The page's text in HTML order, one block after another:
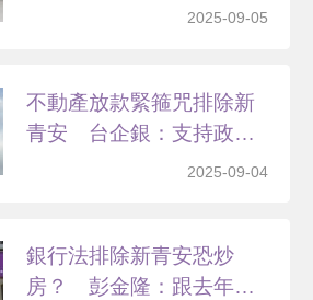
2025-09-05
不動產放款緊箍咒排除新
青安 台企銀：支持政府
2025-09-04
銀行法排除新青安恐炒
房？ 彭金隆：跟去年時